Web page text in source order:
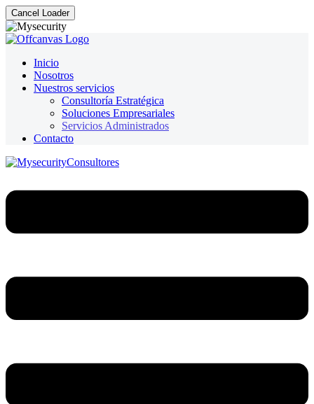
Cancel Loader
Inicio
Nosotros
Nuestros servicios
Consultoría Estratégica
Soluciones Empresariales
Servicios Administrados
Contacto